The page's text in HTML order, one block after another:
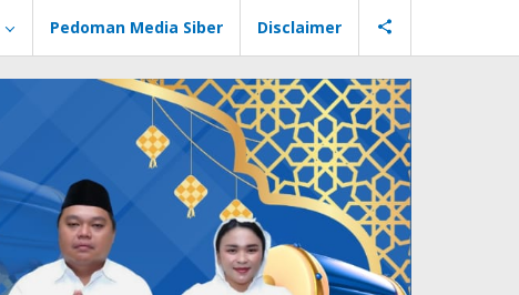
Pedoman Media Siber Disclaimer